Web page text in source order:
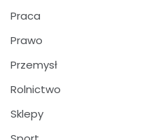
Praca
Prawo
Przemysł
Rolnictwo
Sklepy